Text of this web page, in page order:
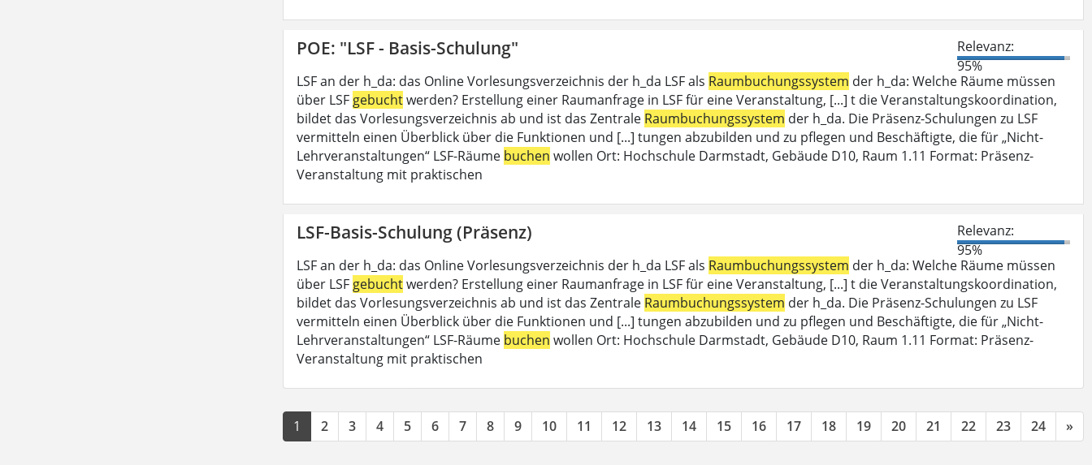
POE: "LSF - Basis-Schulung"
Relevanz:
95%
LSF an der h_da: das Online Vorlesungsverzeichnis der h_da LSF als Raumbuchungssystem der h_da: Welche Räume müssen
über LSF gebuchtwerden? Erstellung einer Raumanfrage in LSF für eine Veranstaltung, [...] t die Veranstaltungskoordination,
bildet das Vorlesungsverzeichnis ab und ist das Zentrale Raumbuchungssystem der h_da. Die Präsenz-Schulungen zu LSF
vermitteln einen Überblick über die Funktionen und [...] tungen abzubilden und zu pflegen und Beschäftigte, die für „Nicht-
Lehrveranstaltungen“ LSF-Räume buchen wollen Ort: Hochschule Darmstadt, Gebäude D10, Raum 1.11 Format: Präsenz-
Veranstaltung mit praktischen
LSF-Basis-Schulung (Präsenz)
Relevanz:
95%
LSF an der h_da: das Online Vorlesungsverzeichnis der h_da LSF als Raumbuchungssystem der h_da: Welche Räume müssen
über LSF gebuchtwerden? Erstellung einer Raumanfrage in LSF für eine Veranstaltung, [...] t die Veranstaltungskoordination,
bildet das Vorlesungsverzeichnis ab und ist das Zentrale Raumbuchungssystem der h_da. Die Präsenz-Schulungen zu LSF
vermitteln einen Überblick über die Funktionen und [...] tungen abzubilden und zu pflegen und Beschäftigte, die für „Nicht-
Lehrveranstaltungen“ LSF-Räume buchen wollen Ort: Hochschule Darmstadt, Gebäude D10, Raum 1.11 Format: Präsenz-
Veranstaltung mit praktischen
1 2 3 4 5 6 7 8 9 10 11 12 13 14 15 16 17 18 19 20 21 22 23 24 »